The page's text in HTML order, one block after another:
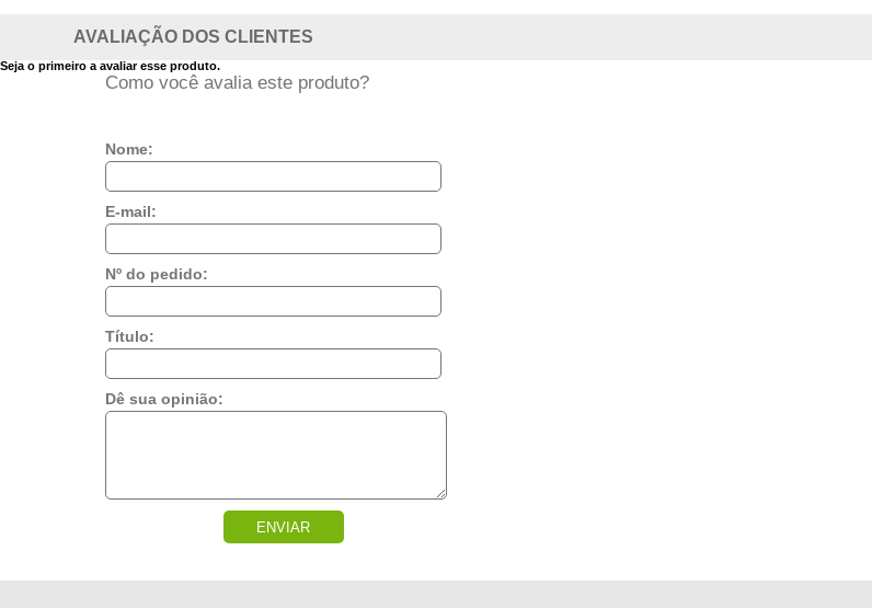
AVALIAÇÃO DOS CLIENTES
Seja o primeiro a avaliar esse produto.
Como você avalia este produto?
Nome:
E-mail:
Nº do pedido:
Título:
Dê sua opinião:
ENVIAR